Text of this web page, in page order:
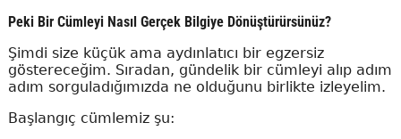
Peki Bir Cümleyi Nasıl Gerçek Bilgiye Dönüştürürsünüz?
Şimdi size küçük ama aydınlatıcı bir egzersiz
göstereceğim. Sıradan, gündelik bir cümleyi alıp adım
adım sorguladığımızda ne olduğunu birlikte izleyelim.
Başlangıç cümlemiz şu: